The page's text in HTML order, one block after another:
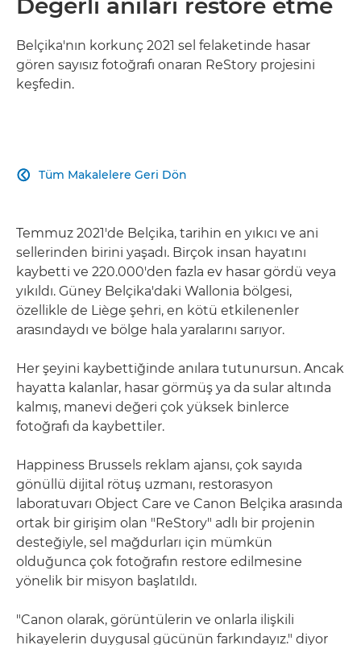
Değerli anıları restore etme
Belçika'nın korkunç 2021 sel felaketinde hasar
gören sayısız fotoğrafı onaran ReStory projesini
keşfedin.
Tüm Makalelere Geri Dön

Temmuz 2021'de Belçika, tarihin en yıkıcı ve ani
sellerinden birini yaşadı. Birçok insan hayatını
kaybetti ve 220.000'den fazla ev hasar gördü veya
yıkıldı. Güney Belçika'daki Wallonia bölgesi,
özellikle de Liège şehri, en kötü etkilenenler
arasındaydı ve bölge hala yaralarını sarıyor.
Her şeyini kaybettiğinde anılara tutunursun. Ancak
hayatta kalanlar, hasar görmüş ya da sular altında
kalmış, manevi değeri çok yüksek binlerce
fotoğrafı da kaybettiler.
Happiness Brussels reklam ajansı, çok sayıda
gönüllü dijital rötuş uzmanı, restorasyon
laboratuvarı Object Care ve Canon Belçika arasında
ortak bir girişim olan "ReStory" adlı bir projenin
desteğiyle, sel mağdurları için mümkün
olduğunca çok fotoğrafın restore edilmesine
yönelik bir misyon başlatıldı.
"Canon olarak, görüntülerin ve onlarla ilişkili
hikayelerin duygusal gücünün farkındayız." diyor